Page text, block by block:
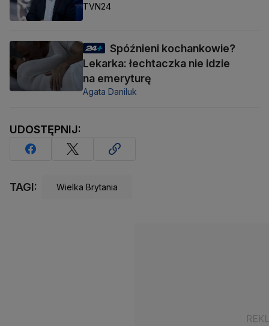
TVN24
Spóźnieni kochankowie?
Lekarka: łechtaczka nie idzie
na emeryturę
Agata Daniluk
UDOSTĘPNIJ:
TAGI: Wielka Brytania